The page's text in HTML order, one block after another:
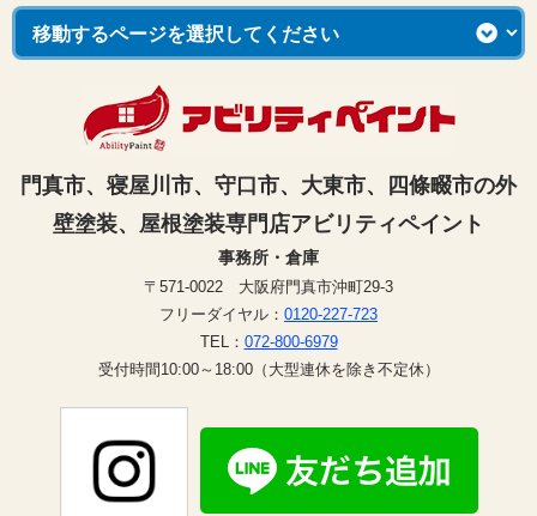
門真市、寝屋川市、守口市、大東市、四條畷市の外
壁塗装、屋根塗装専門店アビリティペイント
事務所・倉庫
〒571-0022 大阪府門真市沖町29-3
フリーダイヤル： 0120-227-723
TEL： 072-800-6979
受付時間10:00～18:00（大型連休を除き不定休）